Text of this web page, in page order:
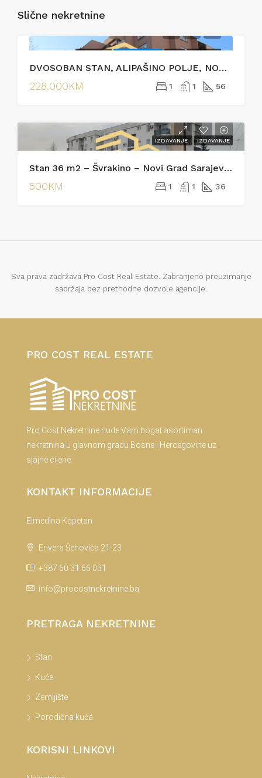
Slične nekretnine
DVOSOBAN STAN, ALIPAŠINO POLJE, NOVI GRAD
228.000KM 1 1 56
IZDAVANJE IZDAVANJE
Stan 36 m2 – Švrakino – Novi Grad Sarajevo [Iznajmljivanje]
500KM 1 1 36
Sva prava zadržava Pro Cost Real Estate. Zabranjeno preuzimanje
sadržaja bez prethodne dozvole agencije.
PRO COST REAL ESTATE
Pro Cost Nekretnine nude Vam bogat asortiman
nekretnina u glavnom gradu Bosne i Hercegovine uz
sjajne cijene.
KONTAKT INFORMACIJE
Elmedina Kapetan
Envera Šehovića 21-23
+387 60 31 66 031
info@procostnekretnine.ba
PRETRAGA NEKRETNINE
Stan
Kuće
Zemljište
Porodična kuća
KORISNI LINKOVI